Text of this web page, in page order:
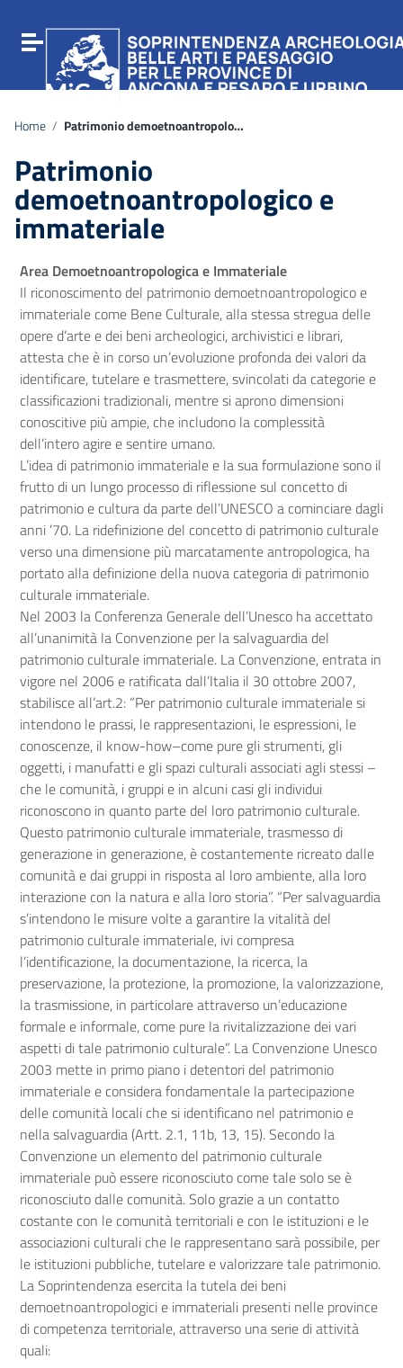
Vai al menu di navigazione
Vai al footer
Attiva / disattiva la navigazione
Home / Patrimonio demoetnoantropologico e immateriale
Patrimonio
demoetnoantropologico e
immateriale
Area Demoetnoantropologica e Immateriale
Il riconoscimento del patrimonio demoetnoantropologico e
immateriale come Bene Culturale, alla stessa stregua delle
opere d’arte e dei beni archeologici, archivistici e librari,
attesta che è in corso un’evoluzione profonda dei valori da
identificare, tutelare e trasmettere, svincolati da categorie e
classificazioni tradizionali, mentre si aprono dimensioni
conoscitive più ampie, che includono la complessità
dell’intero agire e sentire umano.
L’idea di patrimonio immateriale e la sua formulazione sono il
frutto di un lungo processo di riflessione sul concetto di
patrimonio e cultura da parte dell’UNESCO a cominciare dagli
anni ’70. La ridefinizione del concetto di patrimonio culturale
verso una dimensione più marcatamente antropologica, ha
portato alla definizione della nuova categoria di patrimonio
culturale immateriale.
Nel 2003 la Conferenza Generale dell’Unesco ha accettato
all’unanimità la Convenzione per la salvaguardia del
patrimonio culturale immateriale. La Convenzione, entrata in
vigore nel 2006 e ratificata dall’Italia il 30 ottobre 2007,
stabilisce all’art.2: “Per patrimonio culturale immateriale si
intendono le prassi, le rappresentazioni, le espressioni, le
conoscenze, il know-how–come pure gli strumenti, gli
oggetti, i manufatti e gli spazi culturali associati agli stessi –
che le comunità, i gruppi e in alcuni casi gli individui
riconoscono in quanto parte del loro patrimonio culturale.
Questo patrimonio culturale immateriale, trasmesso di
generazione in generazione, è costantemente ricreato dalle
comunità e dai gruppi in risposta al loro ambiente, alla loro
interazione con la natura e alla loro storia”. “Per salvaguardia
s’intendono le misure volte a garantire la vitalità del
patrimonio culturale immateriale, ivi compresa
l’identificazione, la documentazione, la ricerca, la
preservazione, la protezione, la promozione, la valorizzazione,
la trasmissione, in particolare attraverso un’educazione
formale e informale, come pure la rivitalizzazione dei vari
aspetti di tale patrimonio culturale”. La Convenzione Unesco
2003 mette in primo piano i detentori del patrimonio
immateriale e considera fondamentale la partecipazione
delle comunità locali che si identificano nel patrimonio e
nella salvaguardia (Artt. 2.1, 11b, 13, 15). Secondo la
Convenzione un elemento del patrimonio culturale
immateriale può essere riconosciuto come tale solo se è
riconosciuto dalle comunità. Solo grazie a un contatto
costante con le comunità territoriali e con le istituzioni e le
associazioni culturali che le rappresentano sarà possibile, per
le istituzioni pubbliche, tutelare e valorizzare tale patrimonio.
La Soprintendenza esercita la tutela dei beni
demoetnoantropologici e immateriali presenti nelle province
di competenza territoriale, attraverso una serie di attività
quali: